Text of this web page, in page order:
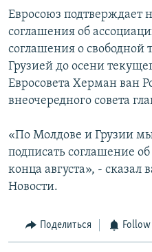
поиску
НАГОРНЫЙ КАРАБАХ
СПОРТ
АРХИВ
English
Русский
Евросоюз подтверждает
соглашения об
соглашения о свободной
Грузией до осени
Евросовета Херман ван
внеочередного совета
«По Молдове и Грузии
подписать соглашение
конца августа», -
Новости.
Поделиться